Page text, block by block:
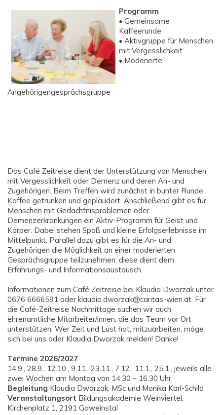
Programm
• Gemeinsame
Kaffeerunde
• Aktivgruppe für Menschen
mit Vergesslichkeit
• Moderierte
Angehörigengesprächsgruppe
Das Café Zeitreise dient der Unterstützung von Menschen
mit Vergesslichkeit oder Demenz und deren An- und
Zugehörigen. Beim Treffen wird zunächst in bunter Runde
Kaffee getrunken und geplaudert. Anschließend gibt es für
Menschen mit Gedächtnisproblemen oder
Demenzerkrankungen ein Aktiv-Programm für Geist und
Körper. Dabei stehen Spaß und kleine Erfolgserlebnisse im
Mittelpunkt. Parallel dazu gibt es für die An- und
Zugehörigen die Möglichkeit an einer moderierten
Gesprächsgruppe teilzunehmen, diese dient dem
Erfahrungs- und Informationsaustausch.
Informationen zum Café Zeitreise bei Klaudia Dworzak unter
0676 6666591 oder klaudia.dworzak@caritas-wien.at. Für
die Café-Zeitreise Nachmittage suchen wir auch
ehrenamtliche Mitarbeiter/innen, die das Team vor Ort
unterstützen. Wer Zeit und Lust hat, mitzuarbeiten, möge
sich bei uns oder Klaudia Dworzak melden! Danke!
Termine 2026/2027
14.9., 28.9., 12.10., 9.11., 23.11., 7.12., 11.1., 25.1., jeweils alle
zwei Wochen am Montag von 14:30 – 16:30 Uhr
Begleitung Klaudia Dworzak, MSc und Monika Karl-Schild
Veranstaltungsort Bildungsakademie Weinviertel,
Kirchenplatz 1, 2191 Gaweinstal